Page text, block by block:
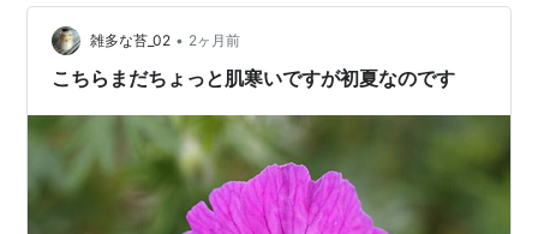
の花… クレマチスは花弁じゃなくて萼なのですよ。 萼が
白色で蕊が濃い色、海老茶？でコ…
雑多な苔_02 • 2ヶ月前
こちらまだちょっと肌寒いですが初夏なのです